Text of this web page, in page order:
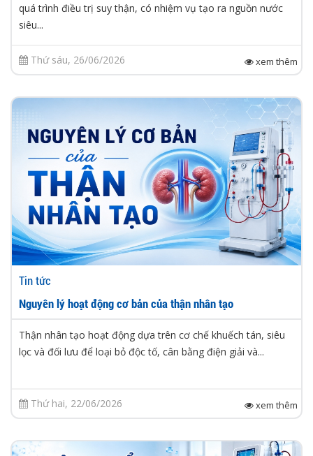
quá trình điều trị suy thận, có nhiệm vụ tạo ra nguồn nước
siêu...
Thứ sáu, 26/06/2026 xem thêm
Tin tức
Nguyên lý hoạt động cơ bản của thận nhân tạo
Thận nhân tạo hoạt động dựa trên cơ chế khuếch tán, siêu
lọc và đối lưu để loại bỏ độc tố, cân bằng điện giải và...
Thứ hai, 22/06/2026 xem thêm